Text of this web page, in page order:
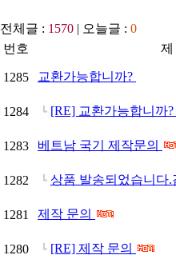
전체글 : 1570 | 오늘글 : 0
번호
제
1285 교환가능합니까?
1284 ┗ [RE] 교환가능합니까?
1283 베트남 국기 제작문의
1282 ┗ 상품 발송되었습니다.
1281 제작 문의
1280 ┗ [RE] 제작 문의